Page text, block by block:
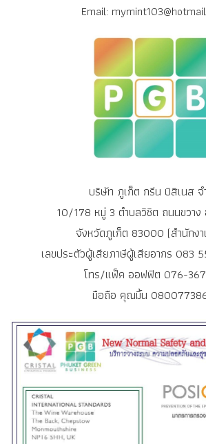
Email:
บริษัท ภูเก็ต กรีน บิสิเนส จ
10/178 หมู่ 3 ตำบลวิชิต ถนนขวาง
จังหวัดภูเก็ต 83000 (สำนักง
เลขประตัวผู้เสียภาษีผู้เสียอากร 083
โทร/แฟ็ค ออฟฟิต 076-
มือถือ คุณมิ้น